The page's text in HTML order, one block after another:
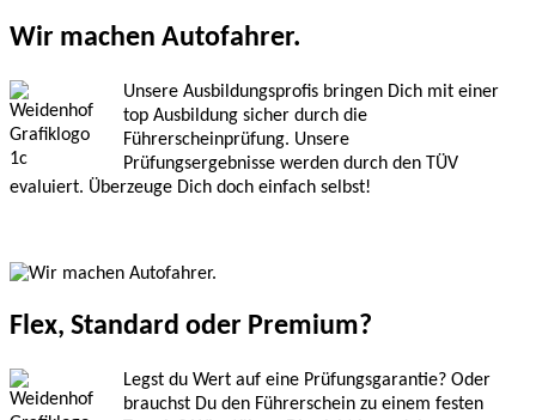
Wir machen Autofahrer.
Unsere Ausbildungsprofis bringen Dich mit einer
top Ausbildung sicher durch die
Führerscheinprüfung. Unsere
Prüfungsergebnisse werden durch den TÜV
evaluiert. Überzeuge Dich doch einfach selbst!
Flex, Standard oder Premium?
Legst du Wert auf eine Prüfungsgarantie? Oder
brauchst Du den Führerschein zu einem festen